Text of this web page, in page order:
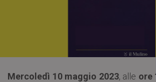
Mercoledì 10 maggio 2023, alle ore